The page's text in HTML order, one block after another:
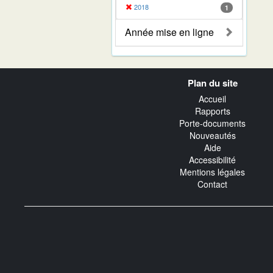
2018 1
Année mise en ligne
Plan du site
Accueil
Rapports
Porte-documents
Nouveautés
Aide
Accessibilité
Mentions légales
Contact